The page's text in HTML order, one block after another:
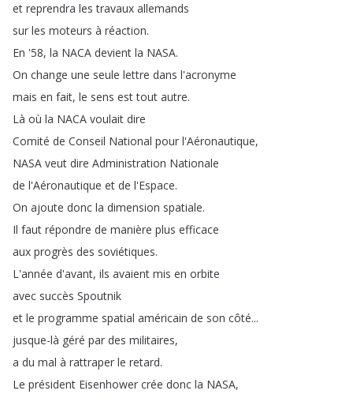
et reprendra les travaux allemands
sur les moteurs à réaction.
En '58, la NACA devient la NASA.
On change une seule lettre dans l'acronyme
mais en fait, le sens est tout autre.
Là où la NACA voulait dire
Comité de Conseil National pour l'Aéronautique,
NASA veut dire Administration Nationale
de l'Aéronautique et de l'Espace.
On ajoute donc la dimension spatiale.
Il faut répondre de manière plus efficace
aux progrès des soviétiques.
L'année d'avant, ils avaient mis en orbite
avec succès Spoutnik
et le programme spatial américain de son côté...
jusque-là géré par des militaires,
a du mal à rattraper le retard.
Le président Eisenhower crée donc la NASA,